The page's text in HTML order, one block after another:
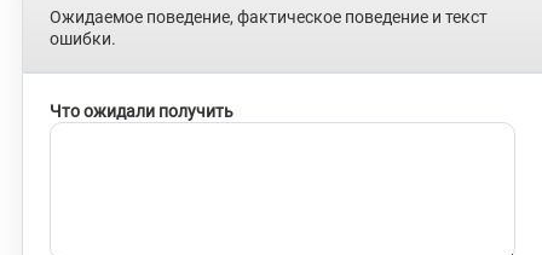
Ожидаемое поведение, фактическое поведение и текст
ошибки.
Что ожидали получить